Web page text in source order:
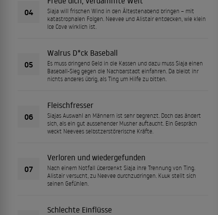
04
Siaja will frischen Wind in den Ältestenabend bringen – mit
katastrophalen Folgen. Neevee und Alistair entdecken, wie klein
Ice Cove wirklich ist.
05
Walrus D*ck Baseball
Es muss dringend Geld in die Kassen und dazu muss Siaja einen
Baseball-Sieg gegen die Nachbarstadt einfahren. Da bleibt ihr
nichts anderes übrig, als Ting um Hilfe zu bitten.
06
Fleischfresser
Siajas Auswahl an Männern ist sehr begrenzt. Doch das ändert
sich, als ein gut aussehender Musher auftaucht. Ein Gespräch
weckt Neevees selbstzerstörerische Kräfte.
07
Verloren und wiedergefunden
Nach einem Notfall überdenkt Siaja ihre Trennung von Ting.
Alistair versucht, zu Neevee durchzudringen. Kuuk stellt sich
seinen Gefühlen.
Schlechte Einflüsse